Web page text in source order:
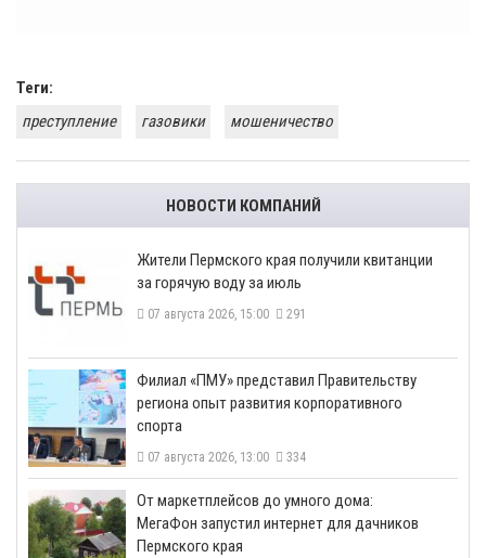
Теги:
преступление
газовики мошеничество
НОВОСТИ КОМПАНИЙ
​Жители Пермского края получили квитанции
за горячую воду за июль
07 августа 2026, 15:00 291
​Филиал «ПМУ» представил Правительству
региона опыт развития корпоративного
спорта
07 августа 2026, 13:00 334
От маркетплейсов до умного дома:
МегаФон запустил интернет для дачников
Пермского края